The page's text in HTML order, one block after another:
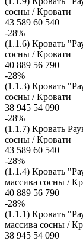
сосны / Кровати
43 589 60 540
-28%
(1.1.6) Кровать
сосны / Кровати
40 889 56 790
-28%
(1.1.3) Кровать
сосны / Кровати
38 945 54 090
-28%
(1.1.7) Кровать
сосны / Кровати
43 589 60 540
-28%
(1.1.4) Кровать
массива сосны /
40 889 56 790
-28%
(1.1.1) Кровать
массива сосны /
38 945 54 090